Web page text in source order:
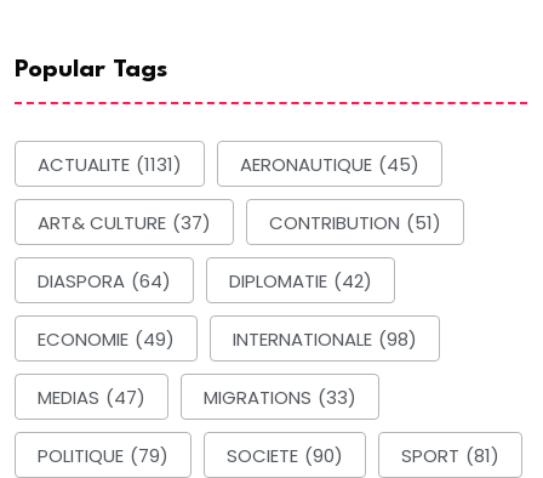
Popular Tags
ACTUALITE (1131) AERONAUTIQUE (45)
ART& CULTURE (37) CONTRIBUTION (51)
DIASPORA (64) DIPLOMATIE (42)
ECONOMIE (49) INTERNATIONALE (98)
MEDIAS (47) MIGRATIONS (33)
POLITIQUE (79) SOCIETE (90) SPORT (81)